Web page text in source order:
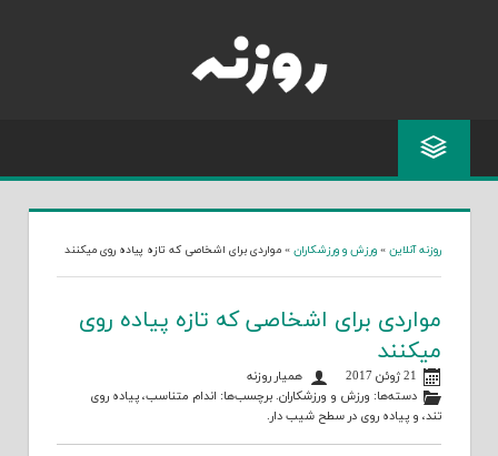
روزنه آنلاین » ورزش و ورزشکاران » مواردی برای اشخاصی که تازه پیاده روی میکنند
مواردی برای اشخاصی که تازه پیاده روی
میکنند
21 ژوئن 2017
همیار روزنه
دسته‌ها: ورزش و ورزشکاران. برچسب‌ها: اندام متناسب،پیاده روی
تند، و پیاده روی در سطح شیب دار.